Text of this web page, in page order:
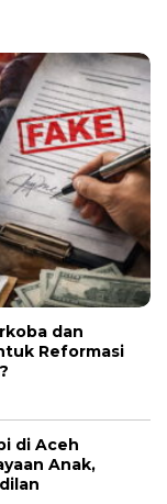
dan
Reformasi
di Aceh
Anak,